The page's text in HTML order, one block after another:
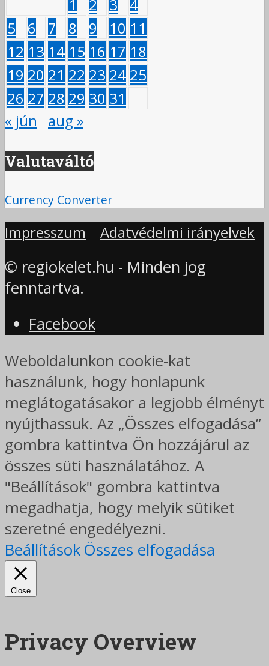
1
2 3
4
5
6 7 8 9 10 11
12 13 14 15 16 17 18
19 20 21 22 23 24 25
26 27 28 29 30 31
« jún
aug »
Valutaváltó
Currency Converter
Impresszum Adatvédelmi irányelvek
© regiokelet.hu - Minden jog
fenntartva.
Facebook
Weboldalunkon cookie-kat
használunk, hogy honlapunk
meglátogatásakor a legjobb élményt
nyújthassuk. Az „Összes elfogadása”
gombra kattintva Ön hozzájárul az
összes süti használatához. A
"Beállítások" gombra kattintva
megadhatja, hogy melyik sütiket
szeretné engedélyezni.
Beállítások Összes elfogadása
Close
Privacy Overview